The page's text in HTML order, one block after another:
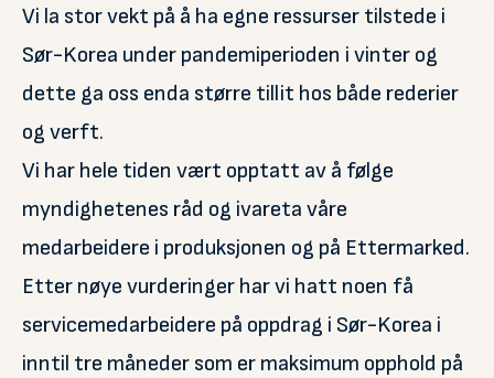
Vi la stor vekt på å ha egne ressurser tilstede i
Sør-Korea under pandemiperioden i vinter og
dette ga oss enda større tillit hos både rederier
og verft.
Vi har hele tiden vært opptatt av å følge
myndighetenes råd og ivareta våre
medarbeidere i produksjonen og på Ettermarked.
Etter nøye vurderinger har vi hatt noen få
servicemedarbeidere på oppdrag i Sør-Korea i
inntil tre måneder som er maksimum opphold på